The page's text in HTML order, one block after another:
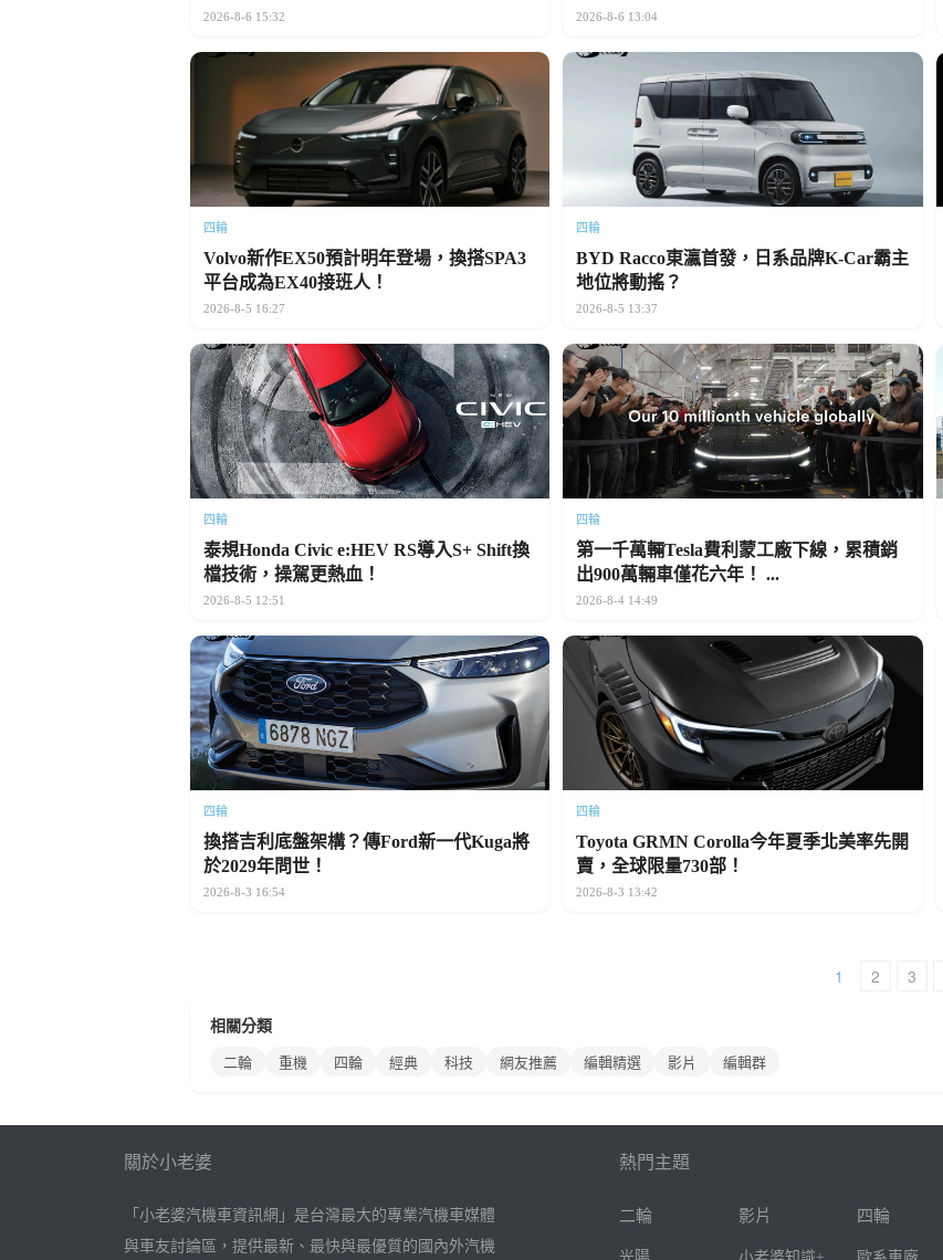
2026-8-6 15:32 2026-8-6 13:04
四輪
Volvo新作EX50預計明年登場，換搭SPA3
平台成為EX40接班人！
2026-8-5 16:27
四輪
BYD Racco東瀛首發，日系品牌K-Car霸主
地位將動搖？
2026-8-5 13:37
四輪
泰規Honda Civic e:HEV RS導入S+ Shift換
檔技術，操駕更熱血！
2026-8-5 12:51
四輪
第一千萬輛Tesla費利蒙工廠下線，累積銷
出900萬輛車僅花六年！ ...
2026-8-4 14:49
四輪
換搭吉利底盤架構？傳Ford新一代Kuga將
於2029年問世！
2026-8-3 16:54
四輪
Toyota GRMN Corolla今年夏季北美率先開
賣，全球限量730部！
2026-8-3 13:42
1 2 3
相關分類
二輪 重機 四輪 經典 科技 網友推薦 編輯精選 影片 編輯群
關於小老婆
「小老婆汽機車資訊網」是台灣最大的專業汽機車媒體
與車友討論區，提供最新、最快與最優質的國內外汽機
熱門主題
二輪 影片 四輪